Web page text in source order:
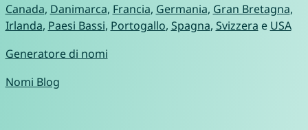
Canada, Danimarca, Francia, Germania, Gran Bretagna,
Irlanda, Paesi Bassi, Portogallo, Spagna, Svizzera e USA
Generatore di nomi
Nomi Blog